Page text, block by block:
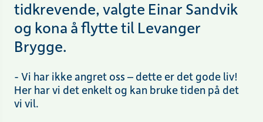
tidkrevende, valgte Einar Sandvik
og kona å flytte til Levanger
Brygge.
- Vi har ikke angret oss – dette er det gode liv!
Her har vi det enkelt og kan bruke tiden på det
vi vil.